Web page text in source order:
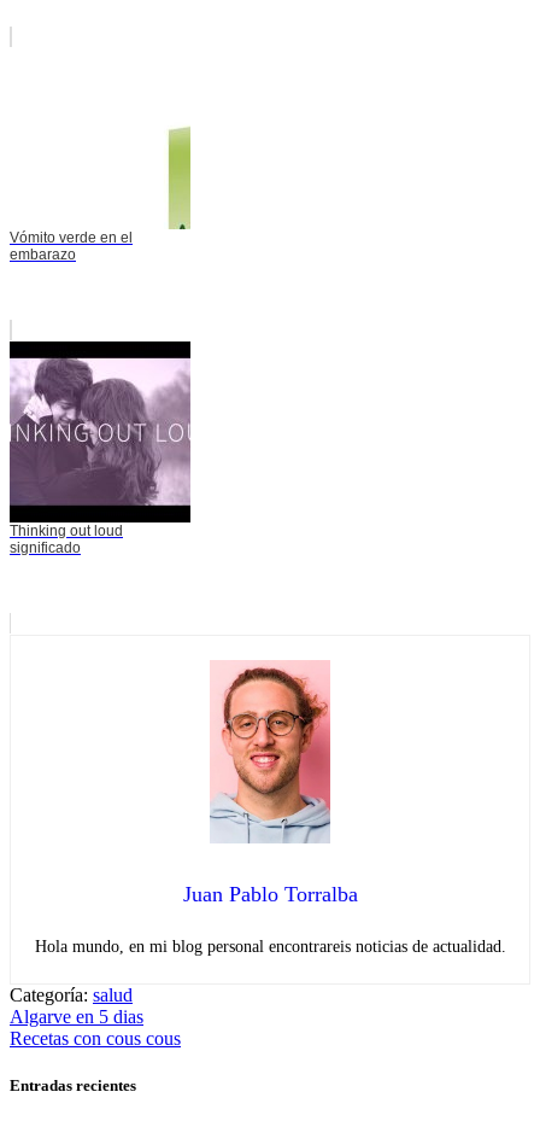
Vómito verde en el
embarazo
Thinking out loud
significado
Juan Pablo Torralba
Hola mundo, en mi blog personal encontrareis noticias de actualidad.
Categoría: salud
Navegación
de
entradas
Entrada
anterior:
Algarve en 5 dias
Entrada
Recetas con cous cous
Entradas recientes